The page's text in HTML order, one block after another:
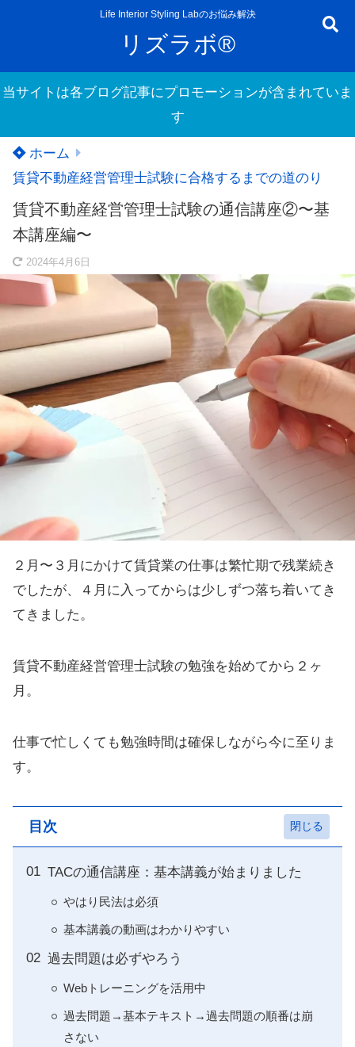
Life Interior Styling Labのお悩み解決
リズラボ®
当サイトは各ブログ記事にプロモーションが含まれていま
す
ホーム
賃貸不動産経営管理士試験に合格するまでの道のり
賃貸不動産経営管理士試験の通信講座②〜基
本講座編〜
2024年4月6日
２月〜３月にかけて賃貸業の仕事は繁忙期で残業続き
でしたが、４月に入ってからは少しずつ落ち着いてき
てきました。
賃貸不動産経営管理士試験の勉強を始めてから２ヶ
月。
仕事で忙しくても勉強時間は確保しながら今に至りま
す。
目次
TACの通信講座：基本講義が始まりました
やはり民法は必須
基本講義の動画はわかりやすい
過去問題は必ずやろう
Webトレーニングを活用中
過去問題→基本テキスト→過去問題の順番は崩
さない